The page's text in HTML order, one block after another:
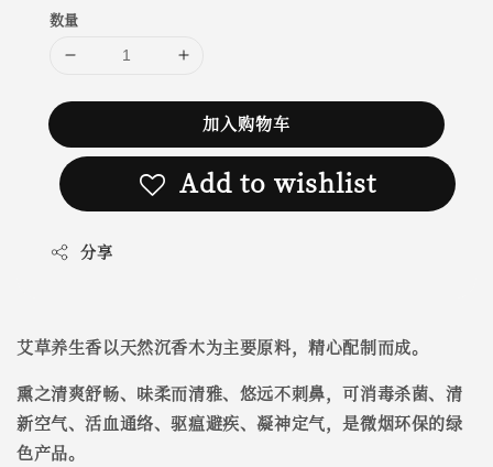
数量
加入购物车
Add to wishlist
分享
艾草养生香以天然沉香木为主要原料，精心配制而成。
熏之清爽舒畅、味柔而清雅、悠远不刺鼻，可消毒杀菌、清
新空气、活血通络、驱瘟避疾、凝神定气，是微烟环保的绿
色产品。